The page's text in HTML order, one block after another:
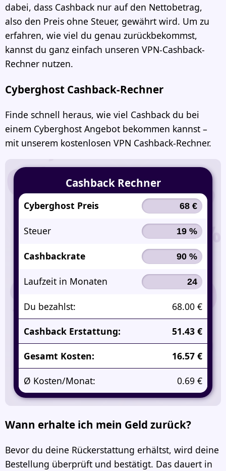
dabei, dass Cashback nur auf den Nettobetrag,
also den Preis ohne Steuer, gewährt wird. Um zu
erfahren, wie viel du genau zurückbekommst,
kannst du ganz einfach unseren VPN-Cashback-
Rechner nutzen.
Cyberghost Cashback-Rechner
Finde schnell heraus, wie viel Cashback du bei
einem Cyberghost Angebot bekommen kannst –
mit unserem kostenlosen VPN Cashback-Rechner.
Cashback Rechner
Cyberghost Preis
Steuer
Cashbackrate
Laufzeit in Monaten
Du bezahlst: 68.00 €
Cashback Erstattung: 51.43 €
Gesamt Kosten: 16.57 €
Ø Kosten/Monat: 0.69 €
Wann erhalte ich mein Geld zurück?
Bevor du deine Rückerstattung erhältst, wird deine
Bestellung überprüft und bestätigt. Das dauert in